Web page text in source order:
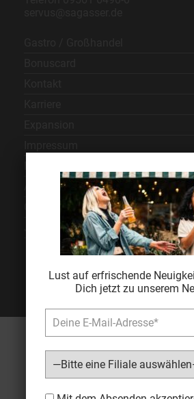
Lust auf erfrischende
Dich jetzt zu unserem
Cookie Einstellungen
Jugendschutz